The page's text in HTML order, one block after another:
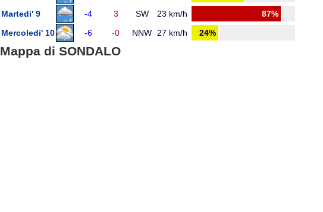
Martedi' 9
-4 3 SW 23 km/h
87%
Mercoledi' 10
-6 -0 NNW 27 km/h 24%
Mappa di SONDALO